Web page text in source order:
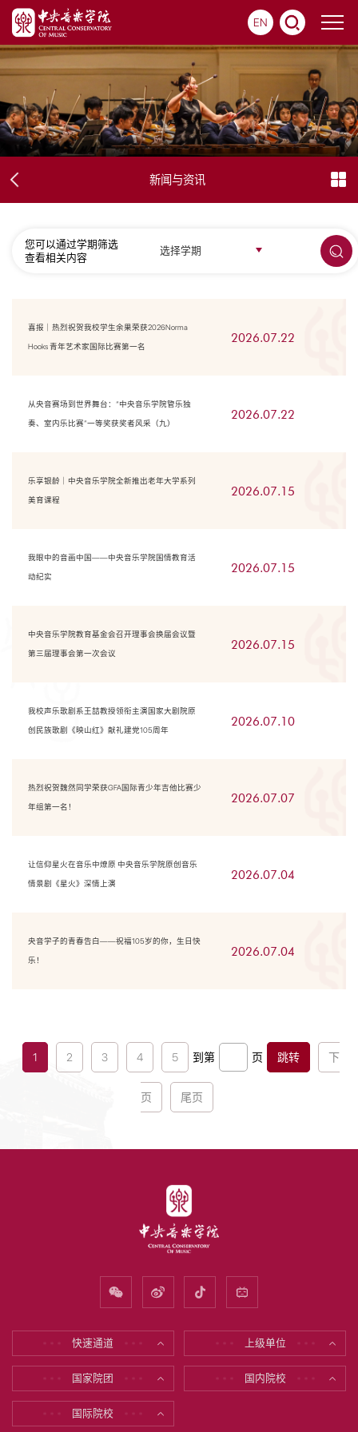
EN
新闻与资讯
您可以通过学期筛选
查看相关内容
选择学期
喜报｜热烈祝贺我校学生余果荣获2026Norma
Hooks 青年艺术家国际比赛第一名
2026.07.22
从央音赛场到世界舞台：“中央音乐学院管乐独
奏、室内乐比赛”一等奖获奖者风采（九）
2026.07.22
乐享银龄｜中央音乐学院全新推出老年大学系列
美育课程
2026.07.15
我眼中的音画中国——中央音乐学院国情教育活
动纪实
2026.07.15
中央音乐学院教育基金会召开理事会换届会议暨
第三届理事会第一次会议
2026.07.15
我校声乐歌剧系王喆教授领衔主演国家大剧院原
创民族歌剧《映山红》献礼建党105周年
2026.07.10
热烈祝贺魏然同学荣获GFA国际青少年吉他比赛少
年组第一名！
2026.07.07
让信仰星火在音乐中燎原 中央音乐学院原创音乐
情景剧《星火》深情上演
2026.07.04
央音学子的青春告白——祝福105岁的你，生日快
乐！
2026.07.04
1 2 3 4 5 到第 页 跳转 下
页 尾页
快速通道 上级单位
国家院团 国内院校
国际院校